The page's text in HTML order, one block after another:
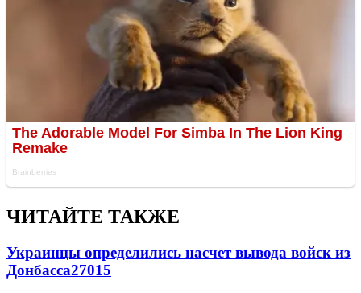
ЧИТАЙТЕ ТАКЖЕ
Украинцы определились насчет вывода войск из
Донбасса27015